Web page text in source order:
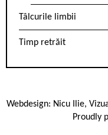
Tâlcurile limbii
Timp retrăit
Webdesign: Nicu Ilie,
Proudly